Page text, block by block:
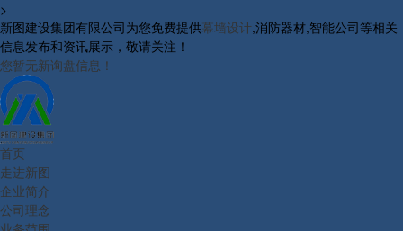
>
新图建设集团有限公司为您免费提供幕墙设计,消防器材,智能公司等相关
信息发布和资讯展示，敬请关注！
您暂无新询盘信息！
首页
走进新图
企业简介
公司理念